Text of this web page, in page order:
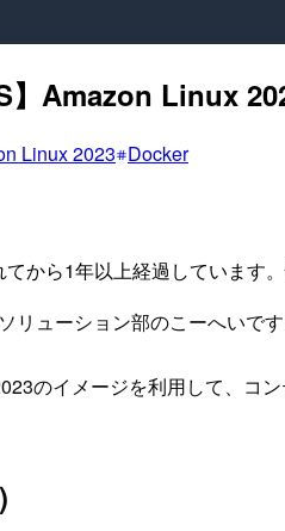
】Amazon Linux
Linux 2023 Docker
から1年以上経過しています
リューション部のこーへいです
のイメージを利用して、コ